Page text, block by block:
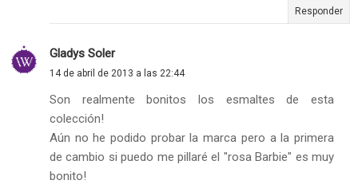
Responder
Gladys Soler
14 de abril de 2013 a las 22:44
Son realmente bonitos los esmaltes de esta
colección!
Aún no he podido probar la marca pero a la primera
de cambio si puedo me pillaré el "rosa Barbie" es muy
bonito!